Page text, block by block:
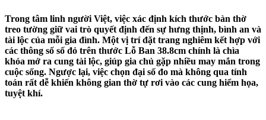
Trong tâm linh người Việt, việc xác định kích thước bàn thờ
treo tường giữ vai trò quyết định đến sự hưng thịnh, bình an và
tài lộc của mỗi gia đình. Một vị trí đặt trang nghiêm kết hợp với
các thông số số đỏ trên thước Lỗ Ban 38.8cm chính là chìa
khóa mở ra cung tài lộc, giúp gia chủ gặp nhiều may mắn trong
cuộc sống. Ngược lại, việc chọn đại số đo mà không qua tính
toán rất dễ khiến không gian thờ tự rơi vào các cung hiểm họa,
tuyệt khí.